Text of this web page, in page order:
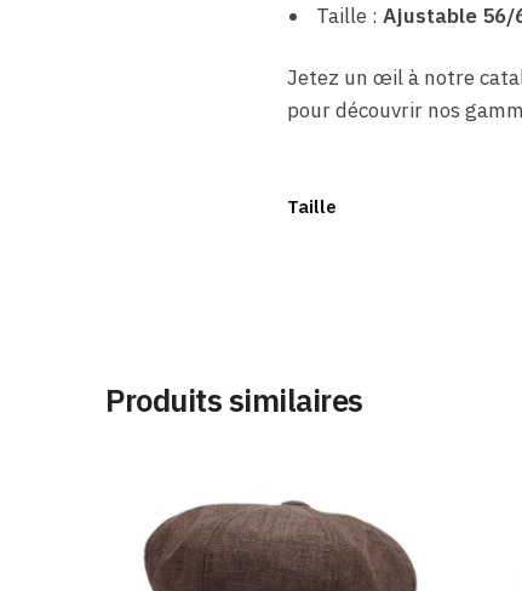
Taille : Ajustable 56/
Jetez un œil à notre
pour découvrir nos
Taille
Produits similaires